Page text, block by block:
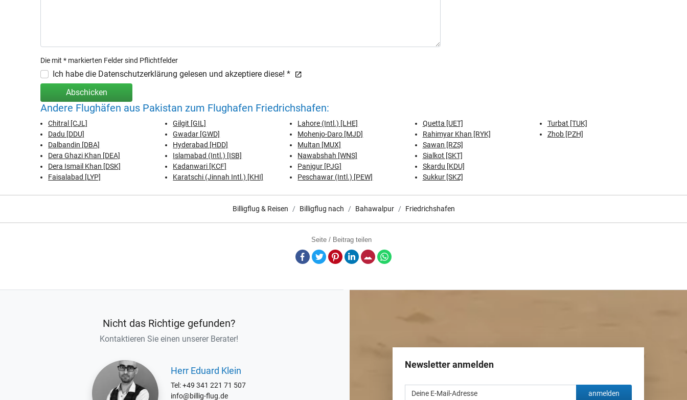
Die mit * markierten Felder sind Pflichtfelder
Ich habe die Datenschutzerklärung gelesen und akzeptiere diese! *
Abschicken
Andere Flughäfen aus Pakistan zum Flughafen Friedrichshafen:
Chitral [CJL]
Dadu [DDU]
Dalbandin [DBA]
Dera Ghazi Khan [DEA]
Dera Ismail Khan [DSK]
Faisalabad [LYP]
Gilgit [GIL]
Gwadar [GWD]
Hyderabad [HDD]
Islamabad (Intl.) [ISB]
Kadanwari [KCF]
Karatschi (Jinnah Intl.) [KHI]
Lahore (Intl.) [LHE]
Mohenjo-Daro [MJD]
Multan [MUX]
Nawabshah [WNS]
Panjgur [PJG]
Peschawar (Intl.) [PEW]
Quetta [UET]
Rahimyar Khan [RYK]
Sawan [RZS]
Sialkot [SKT]
Skardu [KDU]
Sukkur [SKZ]
Turbat [TUK]
Zhob [PZH]
Billigflug & Reisen Billigflug nach Bahawalpur Friedrichshafen
Seite / Beitrag teilen
Facebook
TwitterPinterestLinkedInE-Mail
Nicht das Richtige gefunden?
Kontaktieren Sie einen unserer Berater!
Herr Eduard Klein
Tel: +49 341 221 71 507
info@billig-flug.de
Newsletter anmelden
anmelden